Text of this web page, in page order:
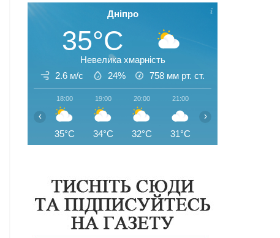
Дніпро
35°C
Невелика хмарність
2.6 м/с
24% 758 мм рт. ст.
18:00
35°C
19:00
34°C
20:00
32°C
21:00
31°C
‹ ›